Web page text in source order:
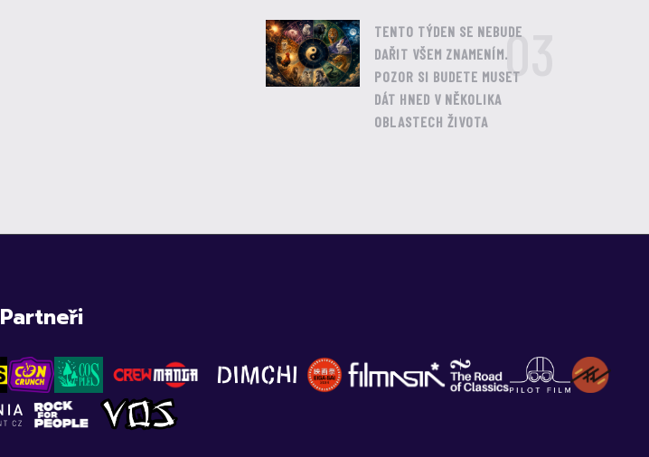
TENTO TÝDEN SE NEBUDE
DAŘIT VŠEM ZNAMENÍM.
POZOR SI BUDETE MUSET
DÁT HNED V NĚKOLIKA
OBLASTECH ŽIVOTA
03
Partneři